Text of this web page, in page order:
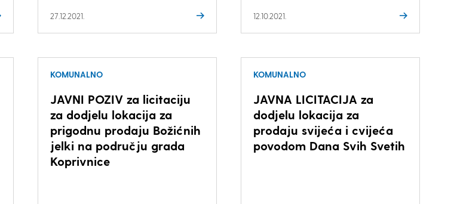
27.12.2021. 12.10.2021.
KOMUNALNO
JAVNI POZIV za licitaciju
za dodjelu lokacija za
prigodnu prodaju Božićnih
jelki na području grada
Koprivnice
KOMUNALNO
JAVNA LICITACIJA za
dodjelu lokacija za
prodaju svijeća i cvijeća
povodom Dana Svih Svetih